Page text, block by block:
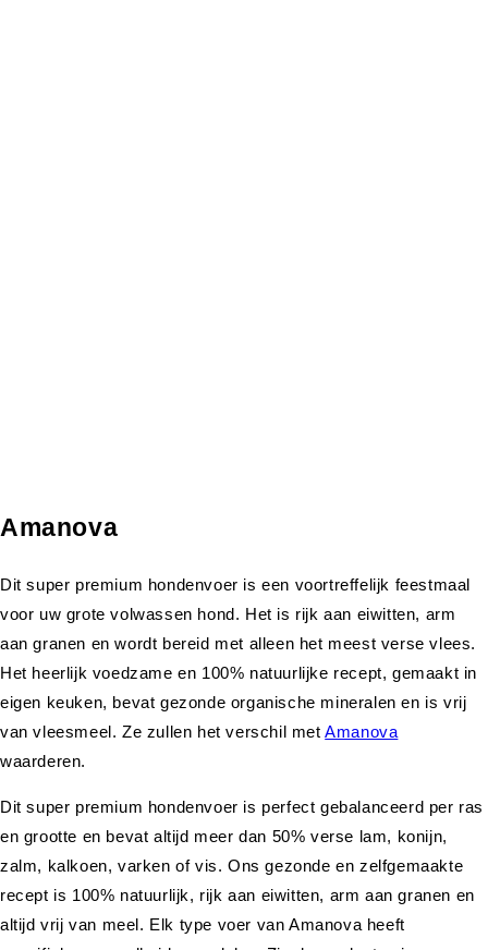
Amanova
Dit super premium hondenvoer is een voortreffelijk feestmaal
voor uw grote volwassen hond. Het is rijk aan eiwitten, arm
aan granen en wordt bereid met alleen het meest verse vlees.
Het heerlijk voedzame en 100% natuurlijke recept, gemaakt in
eigen keuken, bevat gezonde organische mineralen en is vrij
van vleesmeel. Ze zullen het verschil metAmanova
waarderen.
Dit super premium hondenvoer is perfect gebalanceerd per ras
en grootte en bevat altijd meer dan 50% verse lam, konijn,
zalm, kalkoen, varken of vis. Ons gezonde en zelfgemaakte
recept is 100% natuurlijk, rijk aan eiwitten, arm aan granen en
altijd vrij van meel. Elk type voer van Amanova heeft